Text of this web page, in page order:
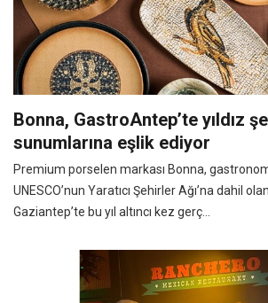
Bonna, GastroAntep’te yıldız
sunumlarına eşlik ediyor
Premium porselen markası Bonna,
UNESCO’nun Yaratıcı Şehirler Ağı’na dahil
Gaziantep’te bu yıl altıncı kez gerç...